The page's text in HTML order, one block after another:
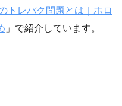
トレパク問題とは｜ホロ
」で紹介しています。